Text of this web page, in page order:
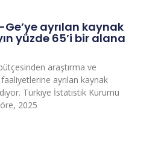
ayrılan kaynak
yüzde 65’i bir alana
araştırma ve
ayrılan kaynak
Türkiye İstatistik Kurumu
2025